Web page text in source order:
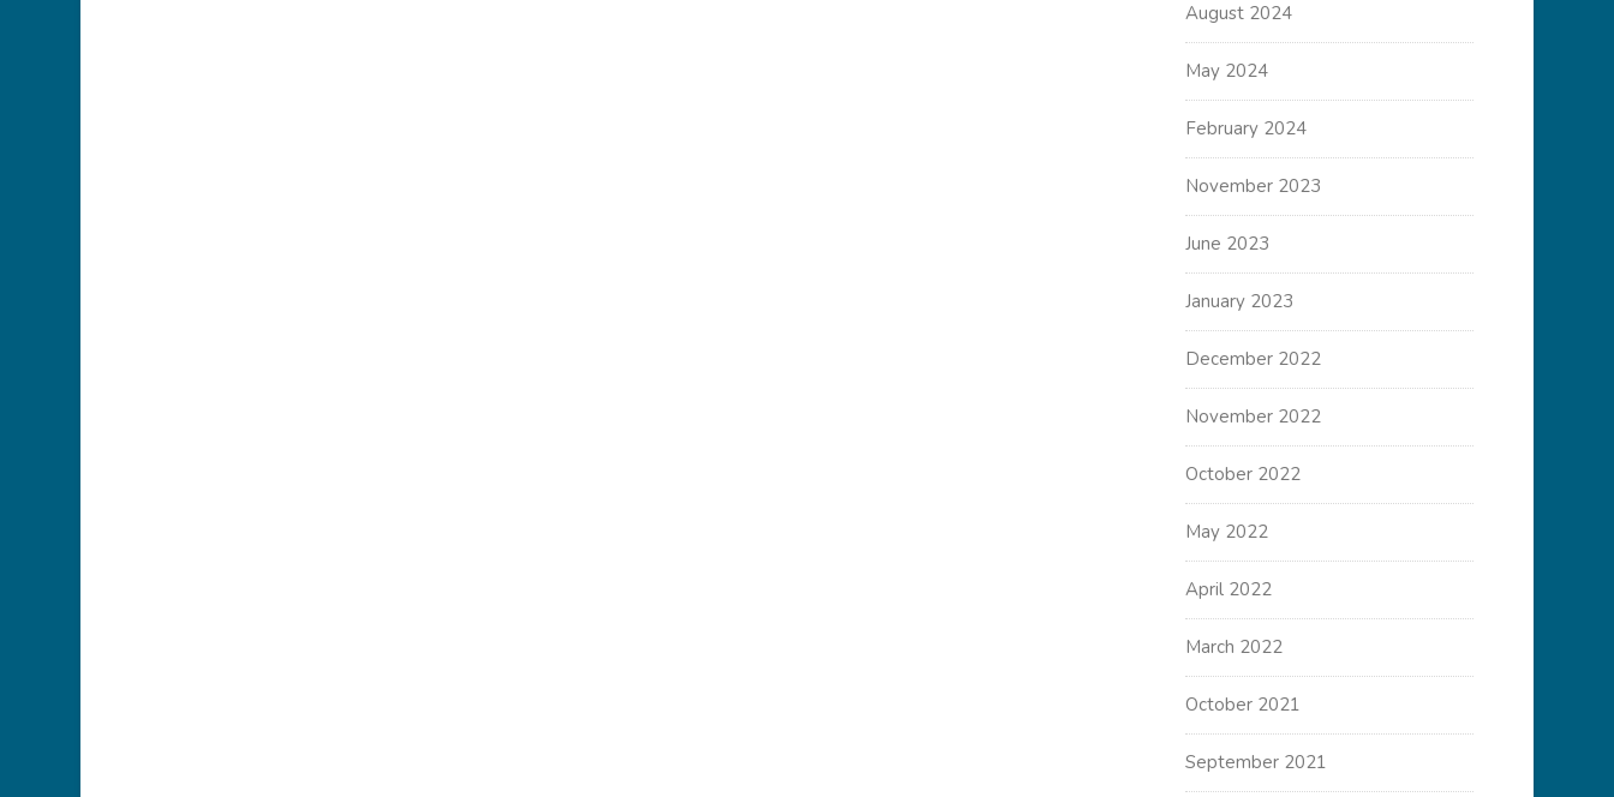
August 2024
May 2024
February 2024
November 2023
June 2023
January 2023
December 2022
November 2022
October 2022
May 2022
April 2022
March 2022
October 2021
September 2021